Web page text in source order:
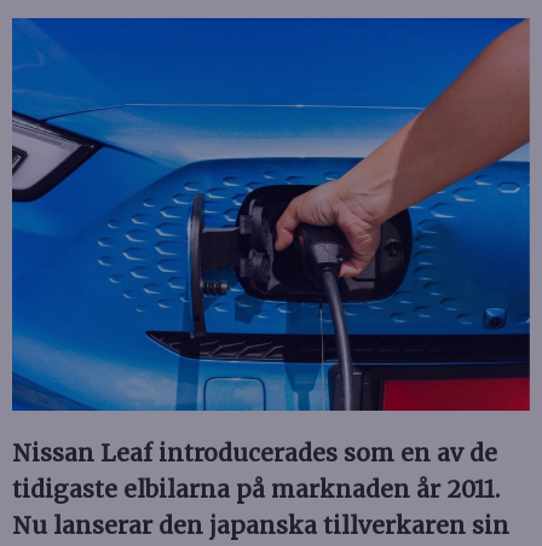
Nissan Leaf introducerades som en av de
tidigaste elbilarna på marknaden år 2011.
Nu lanserar den japanska tillverkaren sin